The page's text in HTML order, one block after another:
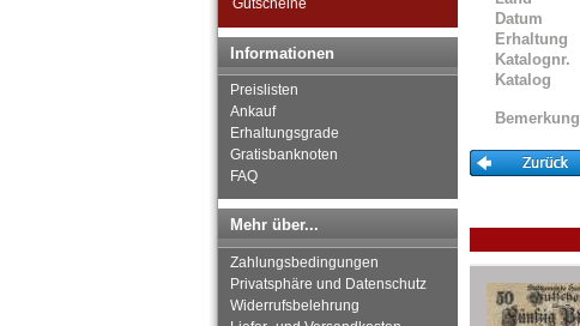
Herford
Hermsdorf
Herne
Heroldsberg
Herrnstadt
Hersfeld
Herstelle
Herzlake
Hessisch Oldendorf
Hildburghausen
Hildesheim
Hirschberg (Schlesien)
Informationen
Preislisten
Ankauf
Erhaltungsgrade
Gratisbanknoten
FAQ
Mehr über...
Zahlungsbedingungen
Privatsphäre und Datenschutz
Widerrufsbelehrung
Datum
Erhaltung
Katalognr.
Katalog
Bemerkung